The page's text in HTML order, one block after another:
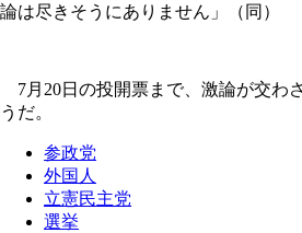
論は尽きそうにありません」（同）
7月20日の投開票まで、激論が交わ
うだ。
参政党
外国人
立憲民主党
選挙